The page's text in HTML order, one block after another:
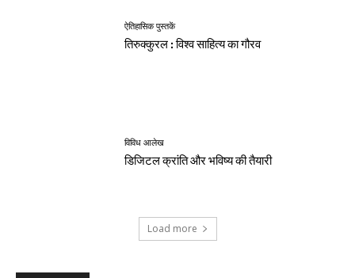
ऐतिहासिक पुस्तकें
तिरुक्कुरल : विश्व साहित्य का गौरव
विविध आलेख
डिजिटल क्रांति और भविष्य की तैयारी
Load more